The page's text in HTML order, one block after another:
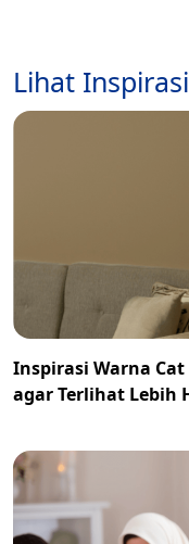
Lihat
Inspirasi Warna
agar Terlihat Lebih